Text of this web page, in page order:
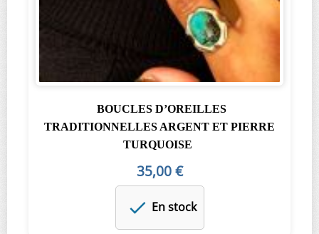
BOUCLES D’OREILLES
TRADITIONNELLES ARGENT ET PIERRE
TURQUOISE
35,00 €
En stock